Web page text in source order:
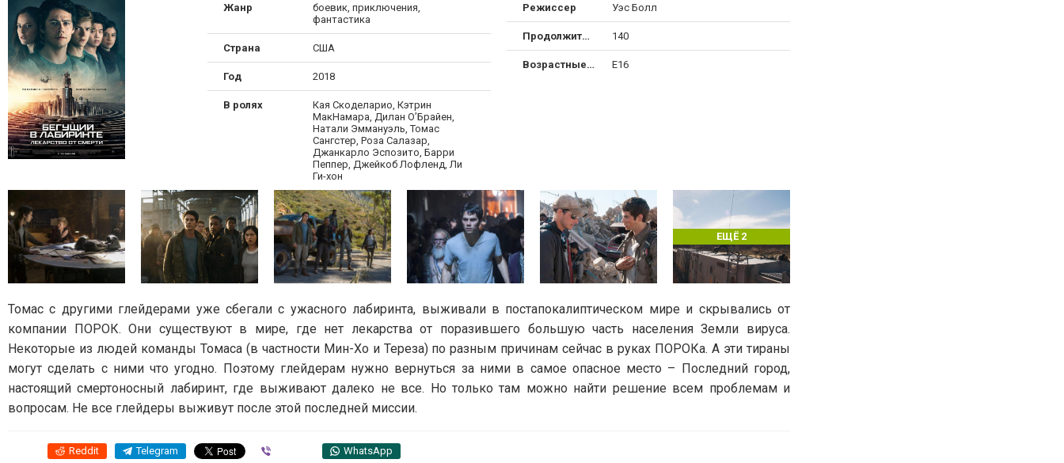
Жанр
боевик, приключения,
фантастика
Страна США
Год 2018
В ролях
Кая Скоделарио, Кэтрин
МакНамара, Дилан О’Брайен,
Натали Эммануэль, Томас
Сангстер, Роза Салазар,
Джанкарло Эспозито, Барри
Пеппер, Джейкоб Лофленд, Ли
Ги-хон
Режиссер Уэс Болл
Продолжительность 140
Возрастные ограничения Е16
ЕЩЁ 2
Томас с другими глейдерами уже сбегали с ужасного лабиринта, выживали в постапокалиптическом мире и скрывались от
компании ПОРОК. Они существуют в мире, где нет лекарства от поразившего большую часть населения Земли вируса.
Некоторые из людей команды Томаса (в частности Мин-Хо и Тереза) по разным причинам сейчас в руках ПОРОКа. А эти тираны
могут сделать с ними что угодно. Поэтому глейдерам нужно вернуться за ними в самое опасное место – Последний город,
настоящий смертоносный лабиринт, где выживают далеко не все. Но только там можно найти решение всем проблемам и
вопросам. Не все глейдеры выживут после этой последней миссии.
Reddit Telegram WhatsApp